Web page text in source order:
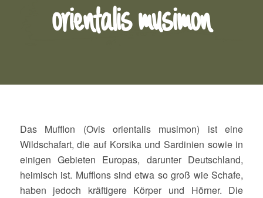
orientalis musimon
Das Mufflon (Ovis orientalis musimon) ist eine
Wildschafart, die auf Korsika und Sardinien sowie in
einigen Gebieten Europas, darunter Deutschland,
heimisch ist. Mufflons sind etwa so groß wie Schafe,
haben jedoch kräftigere Körper und Hörner. Die